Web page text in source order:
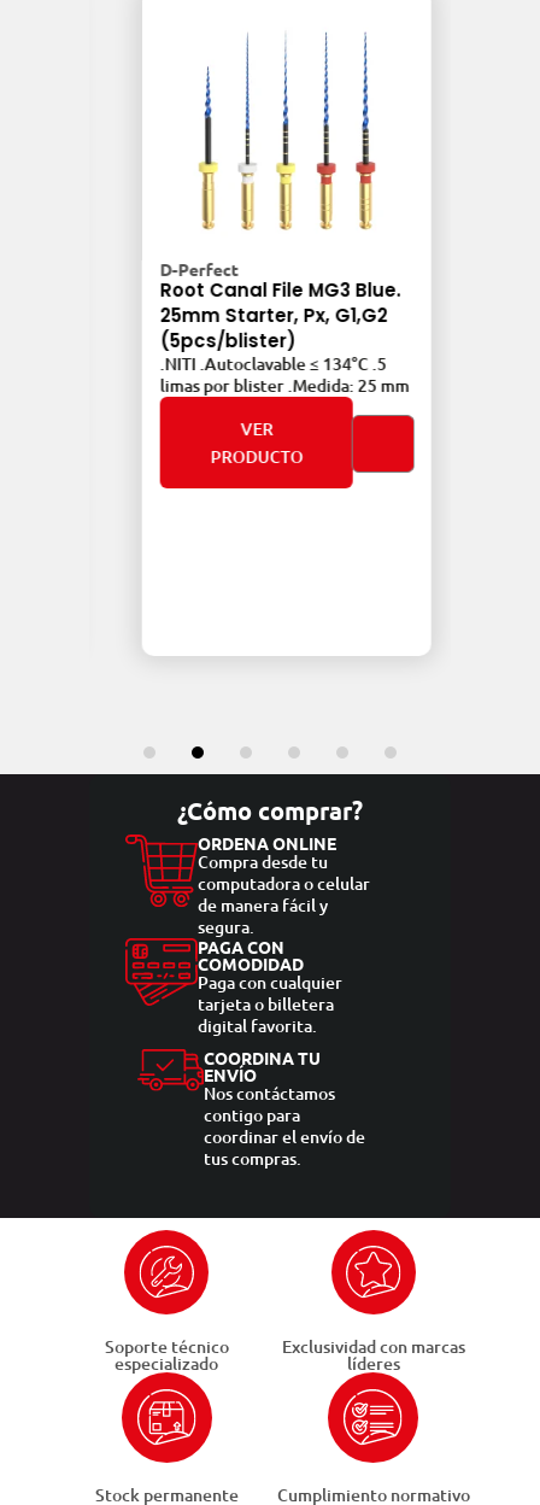
D-Perfect
Root Canal File MG3 Blue.
25mm Starter, Px, G1,G2
(5pcs/blister)
.NITI .Autoclavable ≤ 134°C .5
limas por blister .Medida: 25 mm
VER
PRODUCTO
¿Cómo comprar?
ORDENA ONLINE
Compra desde tu
computadora o celular
de manera fácil y
segura.
PAGA CON
COMODIDAD
Paga con cualquier
tarjeta o billetera
digital favorita.
COORDINA TU
ENVÍO
Nos contáctamos
contigo para
coordinar el envío de
tus compras.
Soporte técnico
especializado
Exclusividad con marcas
líderes
Stock permanente Cumplimiento normativo